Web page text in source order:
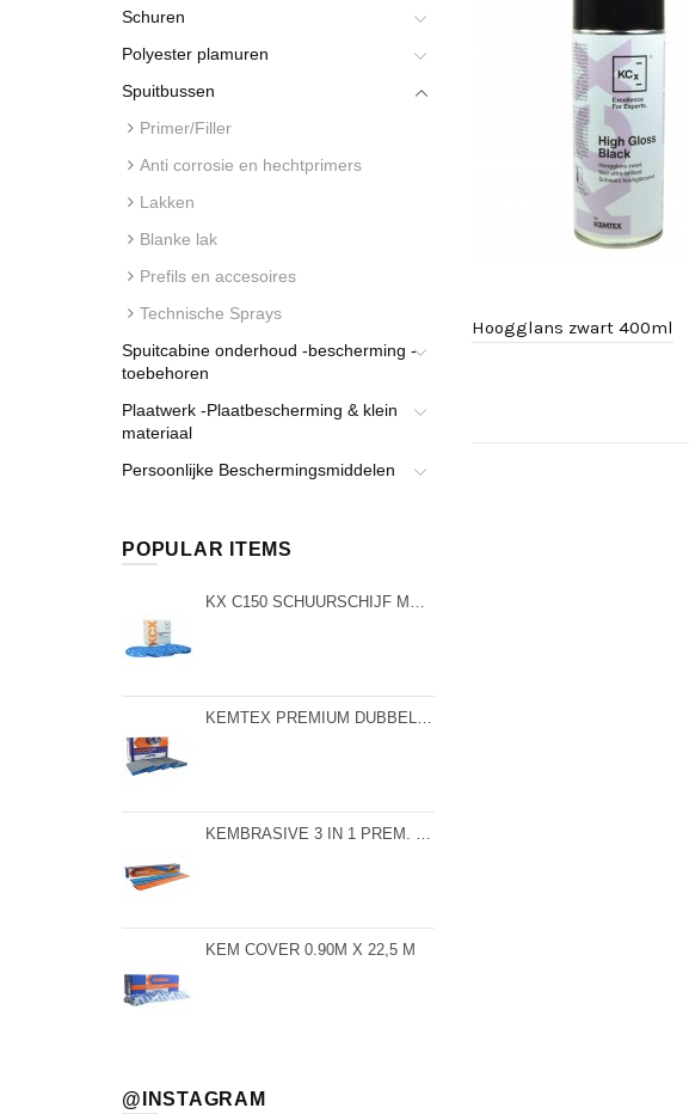
Schuren
Polyester plamuren
Spuitbussen
Primer/Filler
Anti corrosie en hechtprimers
Lakken
Blanke lak
Prefils en accesoires
Technische Sprays
Spuitcabine onderhoud -bescherming -
toebehoren
Plaatwerk -Plaatbescherming & klein
materiaal
Persoonlijke Beschermingsmiddelen
POPULAR ITEMS
KX C150 SCHUURSCHIJF MET KERAMISCHE KORREL P400-50ST/DOOS
KEMTEX PREMIUM DUBBELZIJDIGE SCHUURSPONS P320-20ST/DOOS
KEMBRASIVE 3 IN 1 PREM. CER. STRIPS P60 - DOOS 25ST
KEM COVER 0.90M X 22,5 M
@INSTAGRAM
Hoogglans zwart 400ml